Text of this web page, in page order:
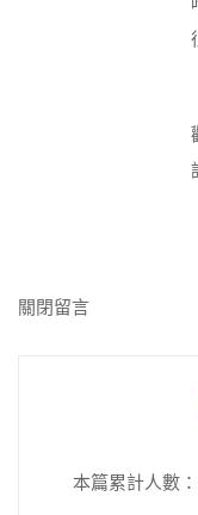
關閉留言
本篇累計人數：